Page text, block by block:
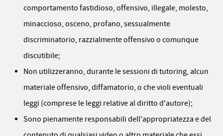
comportamento fastidioso, offensivo, illegale, molesto,
minaccioso, osceno, profano, sessualmente
discriminatorio, razzialmente offensivo o comunque
discutibile;
Non utilizzeranno, durante le sessioni di tutoring, alcun
materiale offensivo, diffamatorio, o che violi eventuali
leggi (comprese le leggi relative al diritto d'autore);
Sono pienamente responsabili dell'appropriatezza e del